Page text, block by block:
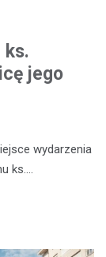
ks.
jego
wydarzenia
ks.…